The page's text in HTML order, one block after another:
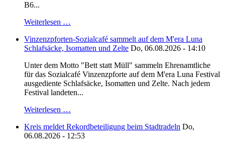
B6...
Weiterlesen …
Vinzenzpforten-Sozialcafé sammelt auf dem M'era Luna
Schlafsäcke, Isomatten und Zelte Do, 06.08.2026 - 14:10
Unter dem Motto "Bett statt Müll" sammeln Ehrenamtliche
für das Sozialcafé Vinzenzpforte auf dem M'era Luna Festival
ausgediente Schlafsäcke, Isomatten und Zelte. Nach jedem
Festival landeten...
Weiterlesen …
Kreis meldet Rekordbeteiligung beim Stadtradeln Do,
06.08.2026 - 12:53